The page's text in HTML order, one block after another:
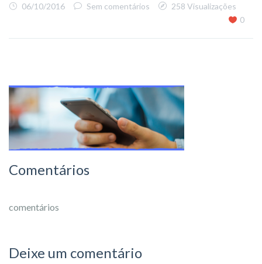
06/10/2016 Sem comentários
258 Visualizações
0
Comentários
comentários
Deixe um comentário